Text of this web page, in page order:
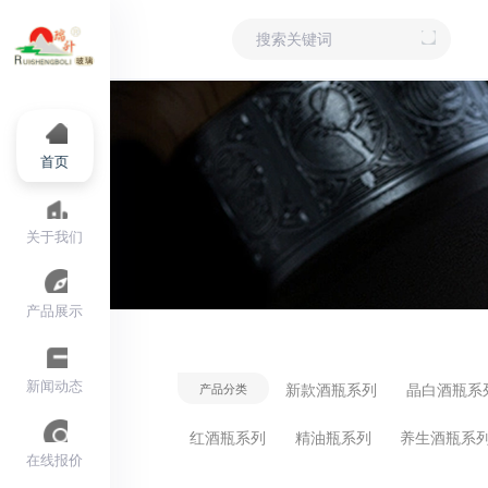
首页
关于我们
产品展示
新闻动态
在线报价
产品分类 新款酒瓶系列 晶白酒瓶系
红酒瓶系列 精油瓶系列 养生酒瓶系